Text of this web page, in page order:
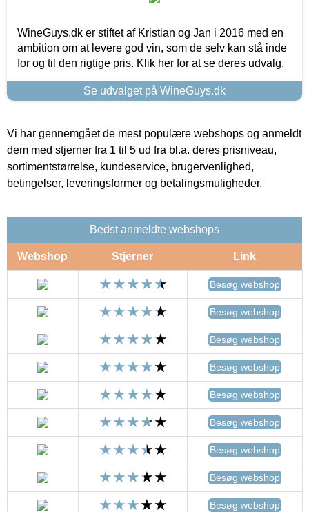
WineGuys.dk er stiftet af Kristian og Jan i 2016 med en
ambition om at levere god vin, som de selv kan stå inde
for og til den rigtige pris. Klik her for at se deres udvalg.
Se udvalget på WineGuys.dk
Vi har gennemgået de mest populære webshops og anmeldt
dem med stjerner fra 1 til 5 ud fra bl.a. deres prisniveau,
sortimentstørrelse, kundeservice, brugervenlighed,
betingelser, leveringsformer og betalingsmuligheder.
Bedst anmeldte webshops
Webshop Stjerner Link
Besøg webshop
Besøg webshop
Besøg webshop
Besøg webshop
Besøg webshop
Besøg webshop
Besøg webshop
Besøg webshop
Besøg webshop